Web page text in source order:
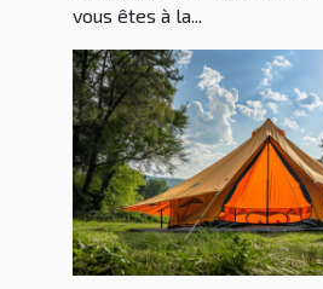
vous êtes à la...